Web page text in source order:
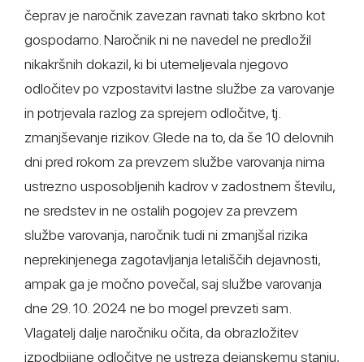
čeprav je naročnik zavezan ravnati tako skrbno kot
gospodarno. Naročnik ni ne navedel ne predložil
nikakršnih dokazil, ki bi utemeljevala njegovo
odločitev po vzpostavitvi lastne službe za varovanje
in potrjevala razlog za sprejem odločitve, tj.
zmanjševanje rizikov. Glede na to, da še 10 delovnih
dni pred rokom za prevzem službe varovanja nima
ustrezno usposobljenih kadrov v zadostnem številu,
ne sredstev in ne ostalih pogojev za prevzem
službe varovanja, naročnik tudi ni zmanjšal rizika
neprekinjenega zagotavljanja letališčih dejavnosti,
ampak ga je močno povečal, saj službe varovanja
dne 29. 10. 2024 ne bo mogel prevzeti sam.
Vlagatelj dalje naročniku očita, da obrazložitev
izpodbijane odločitve ne ustreza dejanskemu stanju,